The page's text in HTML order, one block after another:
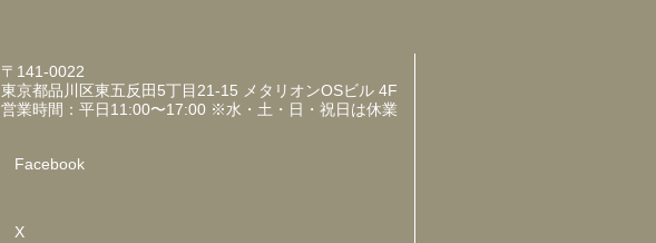
〒141-0022
東京都品川区東五反田5丁目21-15 メタリオンOSビル 4F
営業時間：平日11:00〜17:00 ※水・土・日・祝日は休業
Facebook
X